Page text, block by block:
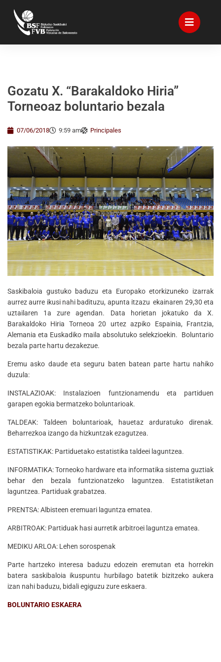
Gozatu X. “Barakaldoko Hiria”
Torneoaz boluntario bezala
07/06/2018 9:59 am Principales
Saskibaloia gustuko baduzu eta Europako etorkizuneko izarrak
aurrez aurre ikusi nahi badituzu, apunta itzazu ekainaren 29,30 eta
uztailaren 1a zure agendan. Data horietan jokatuko da X.
Barakaldoko Hiria Torneoa 20 urtez azpiko Espainia, Frantzia,
Alemania eta Euskadiko maila absolutuko selekzioekin. Boluntario
bezala parte hartu dezakezue.
Eremu asko daude eta seguru baten batean parte hartu nahiko
duzula:
INSTALAZIOAK: Instalazioen funtzionamendu eta partiduen
garapen egokia bermatzeko boluntarioak.
TALDEAK: Taldeen boluntarioak, hauetaz arduratuko direnak.
Beharrezkoa izango da hizkuntzak ezagutzea.
ESTATISTIKAK: Partiduetako estatistika taldeei laguntzea.
INFORMATIKA: Torneoko hardware eta informatika sistema guztiak
behar den bezala funtzionatzeko laguntzea. Estatistiketan
laguntzea. Partiduak grabatzea.
PRENTSA: Albisteen eremuari laguntza ematea.
ARBITROAK: Partiduak hasi aurretik arbitroei laguntza ematea.
MEDIKU ARLOA: Lehen sorospenak
Parte hartzeko interesa baduzu edozein eremutan eta horrekin
batera saskibaloia ikuspuntu hurbilago batetik bizitzeko aukera
izan nahi baduzu, bidali egiguzu zure eskaera.
BOLUNTARIO ESKAERA